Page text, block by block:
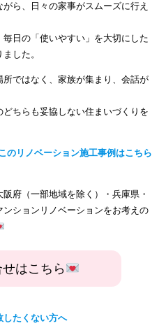
ら、日々の家事がスムーズに行え
日の「使いやすい」を大切にした
した。
ではなく、家族が集まり、会話が
ちらも妥協しない住まいづくりを
のリノベーション施工事例はこちら
府（一部地域を除く）・兵庫県・
ションリノベーションをお考えの
はこちら
したくない方へ